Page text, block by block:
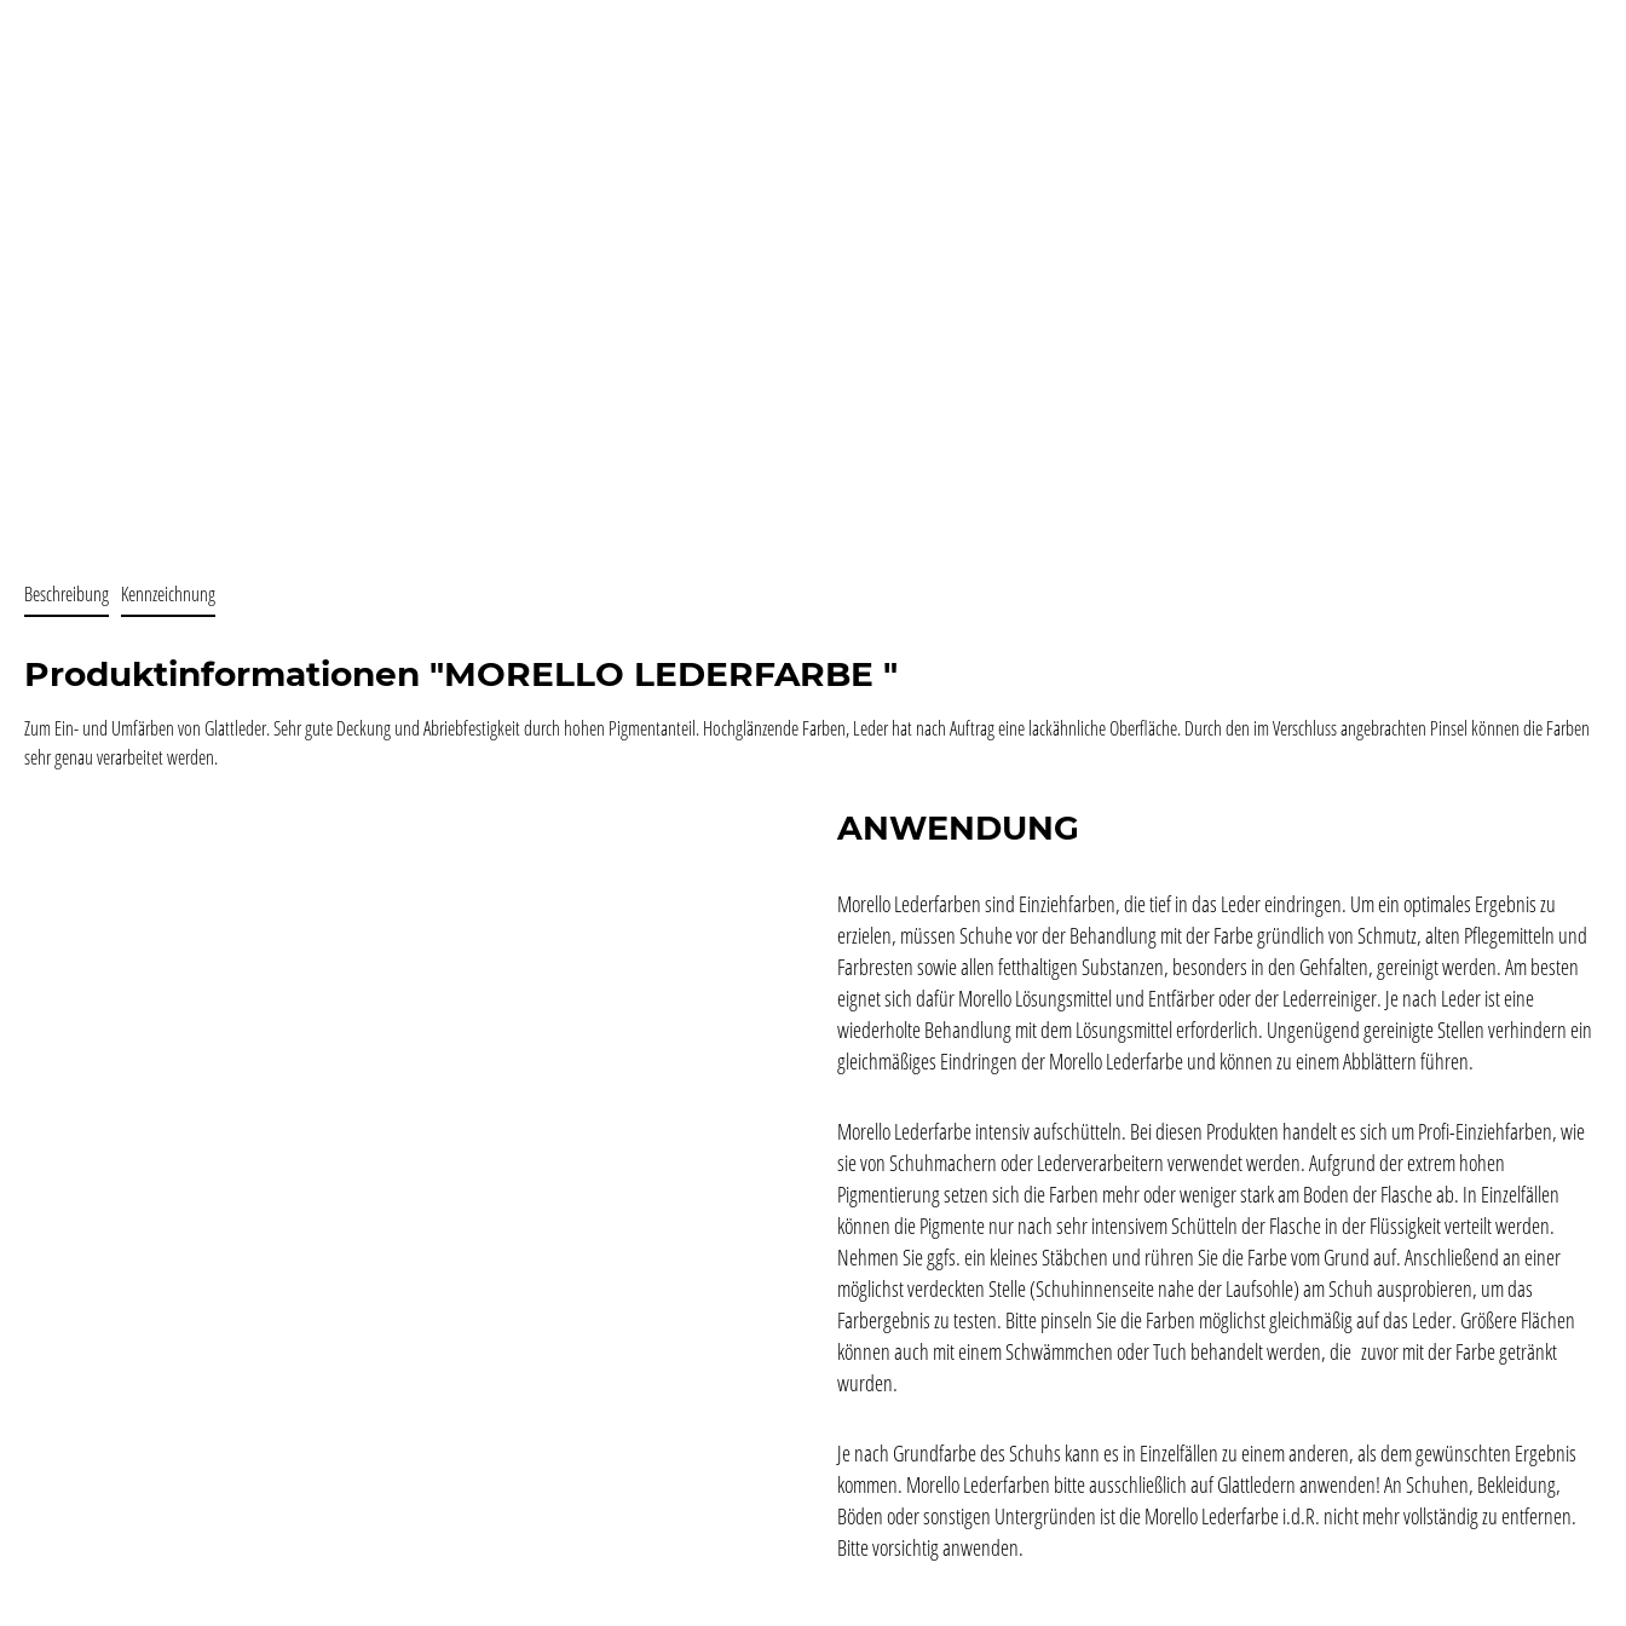
Beschreibung Kennzeichnung
Produktinformationen "MORELLO LEDERFARBE "
Zum Ein- und Umfärben von Glattleder. Sehr gute Deckung und Abriebfestigkeit durch hohen Pigmentanteil. Hochglänzende Farben, Leder hat nach Auftrag eine lackähnliche Oberfläche. Durch den im Verschluss angebrachten Pinsel können die Farben
sehr genau verarbeitet werden.
ANWENDUNG
Morello Lederfarben sind Einziehfarben, die tief in das Leder eindringen. Um ein optimales Ergebnis zu
erzielen, müssen Schuhe vor der Behandlung mit der Farbe gründlich von Schmutz, alten Pflegemitteln und
Farbresten sowie allen fetthaltigen Substanzen, besonders in den Gehfalten, gereinigt werden. Am besten
eignet sich dafür Morello Lösungsmittel und Entfärber oder der Lederreiniger. Je nach Leder ist eine
wiederholte Behandlung mit dem Lösungsmittel erforderlich. Ungenügend gereinigte Stellen verhindern ein
gleichmäßiges Eindringen der Morello Lederfarbe und können zu einem Abblättern führen.
Morello Lederfarbe intensiv aufschütteln. Bei diesen Produkten handelt es sich um Profi-Einziehfarben, wie
sie von Schuhmachern oder Lederverarbeitern verwendet werden. Aufgrund der extrem hohen
Pigmentierung setzen sich die Farben mehr oder weniger stark am Boden der Flasche ab. In Einzelfällen
können die Pigmente nur nach sehr intensivem Schütteln der Flasche in der Flüssigkeit verteilt werden.
Nehmen Sie ggfs. ein kleines Stäbchen und rühren Sie die Farbe vom Grund auf. Anschließend an einer
möglichst verdeckten Stelle (Schuhinnenseite nahe der Laufsohle) am Schuh ausprobieren, um das
Farbergebnis zu testen. Bitte pinseln Sie die Farben möglichst gleichmäßig auf das Leder. Größere Flächen
können auch mit einem Schwämmchen oder Tuch behandelt werden, die zuvor mit der Farbe getränkt
wurden.
Je nach Grundfarbe des Schuhs kann es in Einzelfällen zu einem anderen, als dem gewünschten Ergebnis
kommen. Morello Lederfarben bitte ausschließlich auf Glattledern anwenden! An Schuhen, Bekleidung,
Böden oder sonstigen Untergründen ist die Morello Lederfarbe i.d.R. nicht mehr vollständig zu entfernen.
Bitte vorsichtig anwenden.